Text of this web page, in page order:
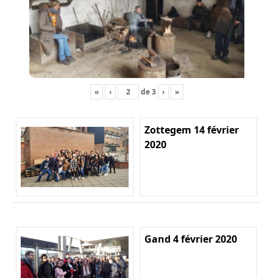
« ‹ de3 › »
Zottegem 14 février
2020
Gand 4 février 2020